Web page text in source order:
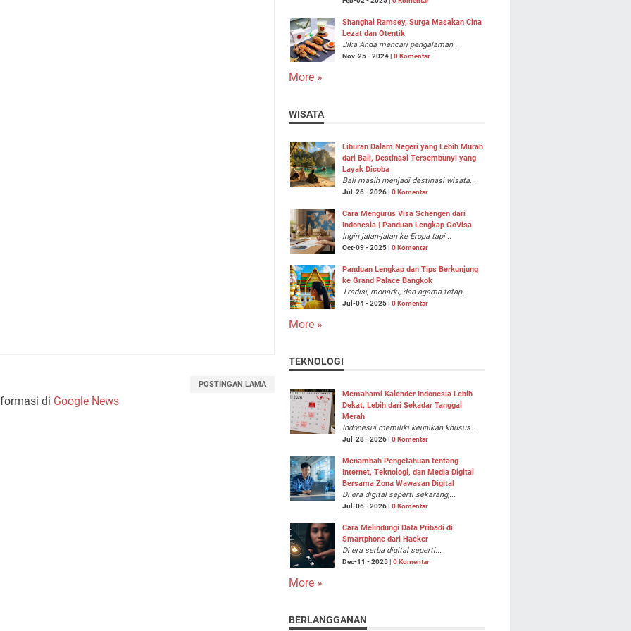
POSTINGAN LAMA
di Google News
Shanghai Ramsey, Surga Masakan Cina
Lezat dan Otentik
Jika Anda mencari pengalaman...
Nov-25 - 2024 | 0 Komentar
More »
WISATA
Liburan Dalam Negeri yang Lebih Murah
dari Bali, Destinasi Tersembunyi yang
Layak Dicoba
Bali masih menjadi destinasi wisata...
Jul-26 - 2026 | 0 Komentar
Cara Mengurus Visa Schengen dari
Indonesia | Panduan Lengkap GoVisa
Ingin jalan-jalan ke Eropa tapi...
Oct-09 - 2025 | 0 Komentar
Panduan Lengkap dan Tips Berkunjung
ke Grand Palace Bangkok
Tradisi, monarki, dan agama tetap...
Jul-04 - 2025 | 0 Komentar
More »
TEKNOLOGI
Memahami Kalender Indonesia Lebih
Dekat, Lebih dari Sekadar Tanggal
Merah
Indonesia memiliki keunikan khusus...
Jul-28 - 2026 | 0 Komentar
Menambah Pengetahuan tentang
Internet, Teknologi, dan Media Digital
Bersama Zona Wawasan Digital
Di era digital seperti sekarang,...
Jul-06 - 2026 | 0 Komentar
Cara Melindungi Data Pribadi di
Smartphone dari Hacker
Di era serba digital seperti...
Dec-11 - 2025 | 0 Komentar
More »
BERLANGGANAN